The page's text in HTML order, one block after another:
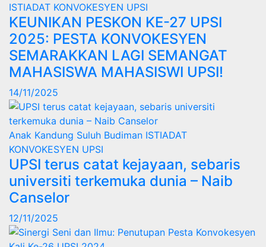
ISTIADAT KONVOKESYEN UPSI
KEUNIKAN PESKON KE-27 UPSI
2025: PESTA KONVOKESYEN
SEMARAKKAN LAGI SEMANGAT
MAHASISWA MAHASISWI UPSI!
14/11/2025
Anak Kandung Suluh Budiman ISTIADAT
KONVOKESYEN UPSI
UPSI terus catat kejayaan, sebaris
universiti terkemuka dunia – Naib
Canselor
12/11/2025